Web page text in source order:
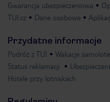
Gwarancja ubezpieczeniowa
TUI.cz
Dane osobowe
Przydatne informacje
Podróż z TUI Wakacje
Status reklamacji
Hotele przy lotniskach